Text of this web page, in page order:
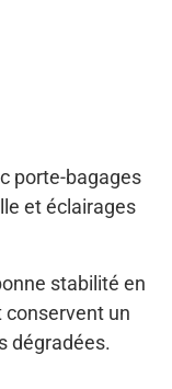
porte-bagages
et éclairages
stabilité en
conservent un
dégradées.